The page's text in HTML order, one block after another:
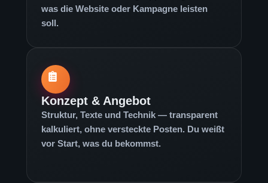
was die Website oder Kampagne leisten
soll.
Konzept & Angebot
Struktur, Texte und Technik — transparent
kalkuliert, ohne versteckte Posten. Du weißt
vor Start, was du bekommst.